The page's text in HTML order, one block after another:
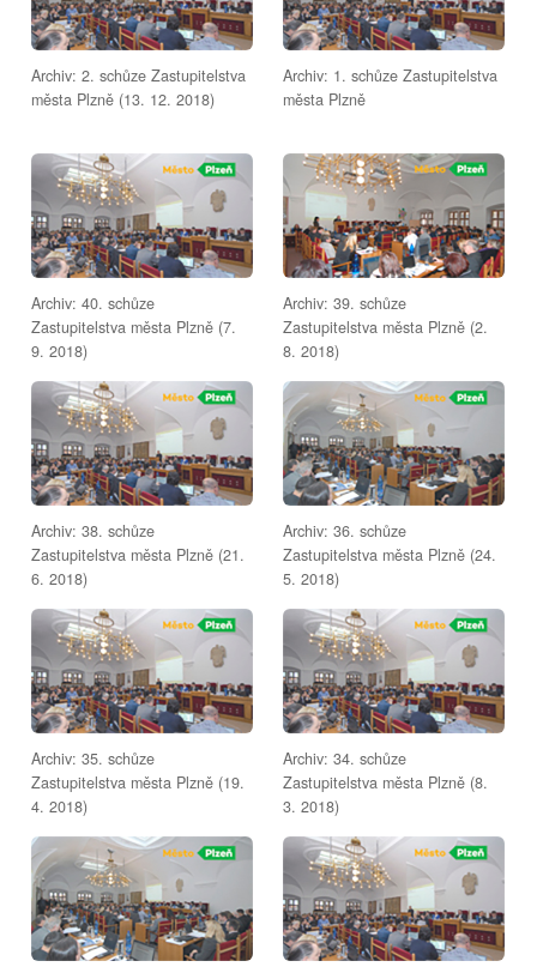
Archiv: 2. schůze Zastupitelstva
města Plzně (13. 12. 2018)
Archiv: 1. schůze Zastupitelstva
města Plzně
Archiv: 40. schůze
Zastupitelstva města Plzně (7.
9. 2018)
Archiv: 39. schůze
Zastupitelstva města Plzně (2.
8. 2018)
Archiv: 38. schůze
Zastupitelstva města Plzně (21.
6. 2018)
Archiv: 36. schůze
Zastupitelstva města Plzně (24.
5. 2018)
Archiv: 35. schůze
Zastupitelstva města Plzně (19.
4. 2018)
Archiv: 34. schůze
Zastupitelstva města Plzně (8.
3. 2018)